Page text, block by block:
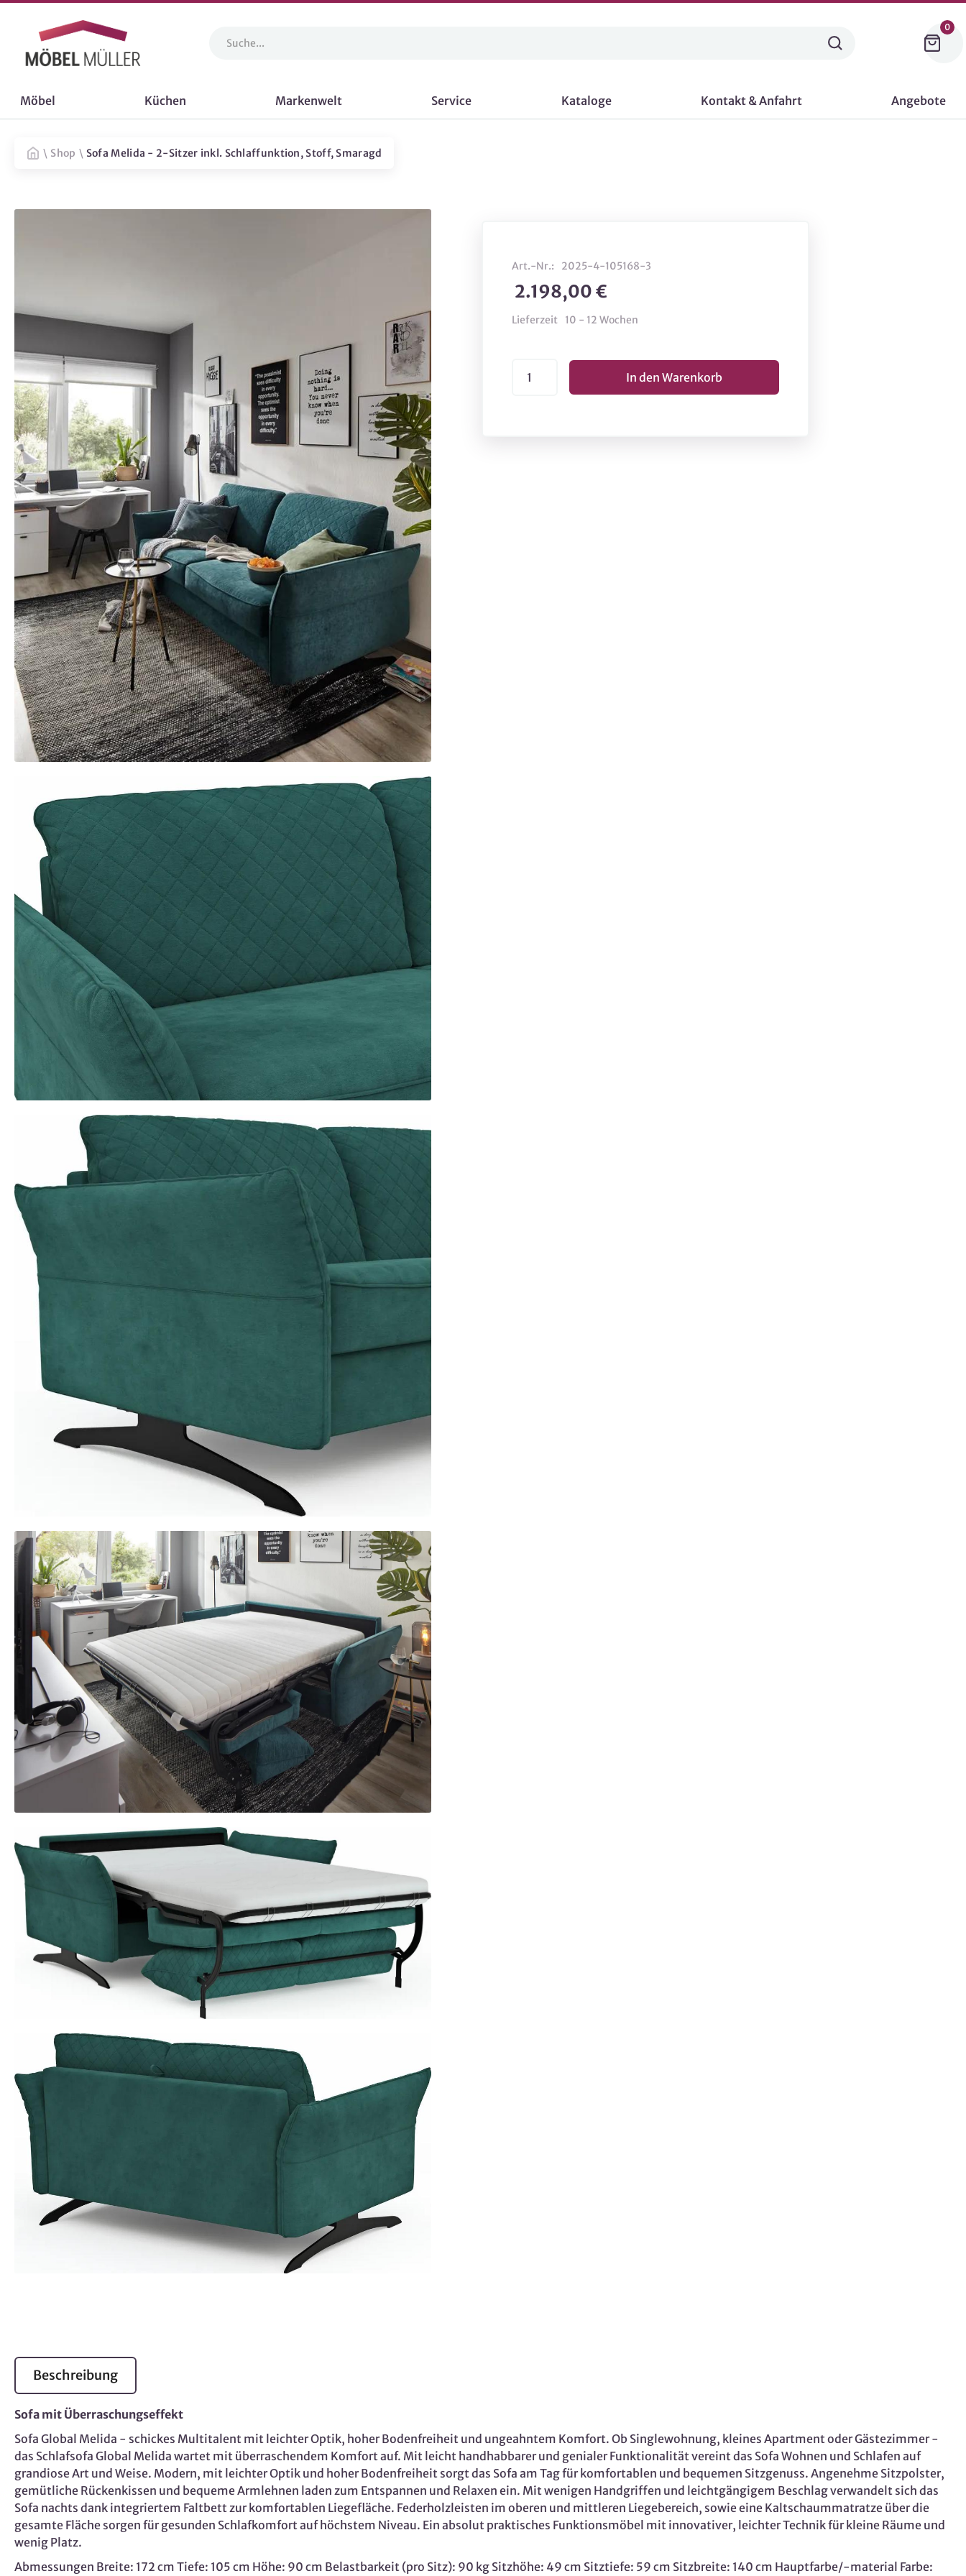
0
Möbel Küchen Markenwelt Service Kataloge Kontakt & Anfahrt Angebote
\ Shop \ Sofa Melida - 2-Sitzer inkl. Schlaffunktion, Stoff, Smaragd
Art.-Nr.: 2025-4-105168-3
2.198,00 €
Lieferzeit 10 - 12 Wochen
Beschreibung
Sofa mit Überraschungseffekt
Sofa Global Melida - schickes Multitalent mit leichter Optik, hoher Bodenfreiheit und ungeahntem Komfort. Ob Singlewohnung, kleines Apartment oder Gästezimmer -
das Schlafsofa Global Melida wartet mit überraschendem Komfort auf. Mit leicht handhabbarer und genialer Funktionalität vereint das Sofa Wohnen und Schlafen auf
grandiose Art und Weise. Modern, mit leichter Optik und hoher Bodenfreiheit sorgt das Sofa am Tag für komfortablen und bequemen Sitzgenuss. Angenehme Sitzpolster,
gemütliche Rückenkissen und bequeme Armlehnen laden zum Entspannen und Relaxen ein. Mit wenigen Handgriffen und leichtgängigem Beschlag verwandelt sich das
Sofa nachts dank integriertem Faltbett zur komfortablen Liegefläche. Federholzleisten im oberen und mittleren Liegebereich, sowie eine Kaltschaummatratze über die
gesamte Fläche sorgen für gesunden Schlafkomfort auf höchstem Niveau. Ein absolut praktisches Funktionsmöbel mit innovativer, leichter Technik für kleine Räume und
wenig Platz.
Abmessungen Breite: 172 cm Tiefe: 105 cm Höhe: 90 cm Belastbarkeit (pro Sitz): 90 kg Sitzhöhe: 49 cm Sitztiefe: 59 cm Sitzbreite: 140 cm Hauptfarbe/-material Farbe: